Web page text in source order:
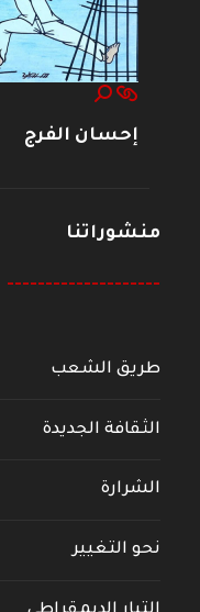
إحسان الفرج
منشوراتنا
--------------------
طريق الشعب
الثقافة الجديدة
الشرارة
نحو التغيير